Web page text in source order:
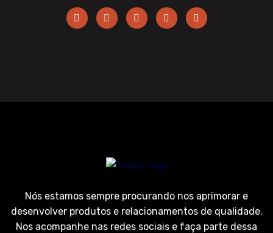
Nós estamos sempre procurando nos aprimorar e
desenvolver produtos e relacionamentos de qualidade.
Nos acompanhe nas redes sociais e faça parte dessa